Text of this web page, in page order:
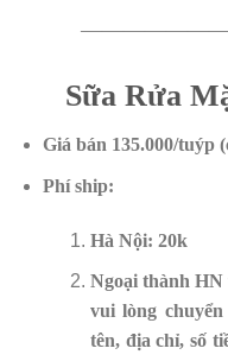
Sữa Rửa
Giá bán 135.000/tuýp
Phí ship:
Hà Nội: 20k
Ngoại thành
vui lòng
tên, địa chỉ, số